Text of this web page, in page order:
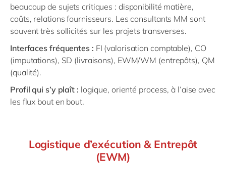
beaucoup de sujets critiques : disponibilité matière,
coûts, relations fournisseurs. Les consultants MM sont
souvent très sollicités sur les projets transverses.
Interfaces fréquentes : FI (valorisation comptable), CO
(imputations), SD (livraisons), EWM/WM (entrepôts), QM
(qualité).
Profil qui s’y plaît : logique, orienté process, à l’aise avec
les flux bout en bout.
Logistique d’exécution & Entrepôt
(EWM)